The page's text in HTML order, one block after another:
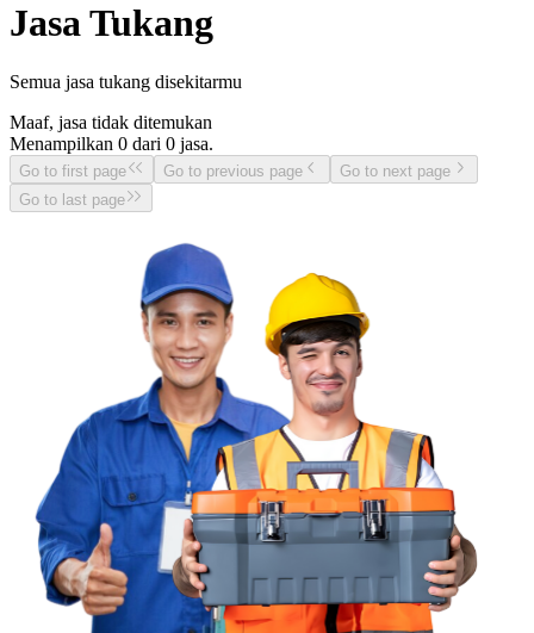
Jasa Tukang
Semua jasa tukang disekitarmu
Maaf, jasa tidak ditemukan
Menampilkan 0 dari 0 jasa.
Go to first page Go to previous page
Go to next page
Go to last page